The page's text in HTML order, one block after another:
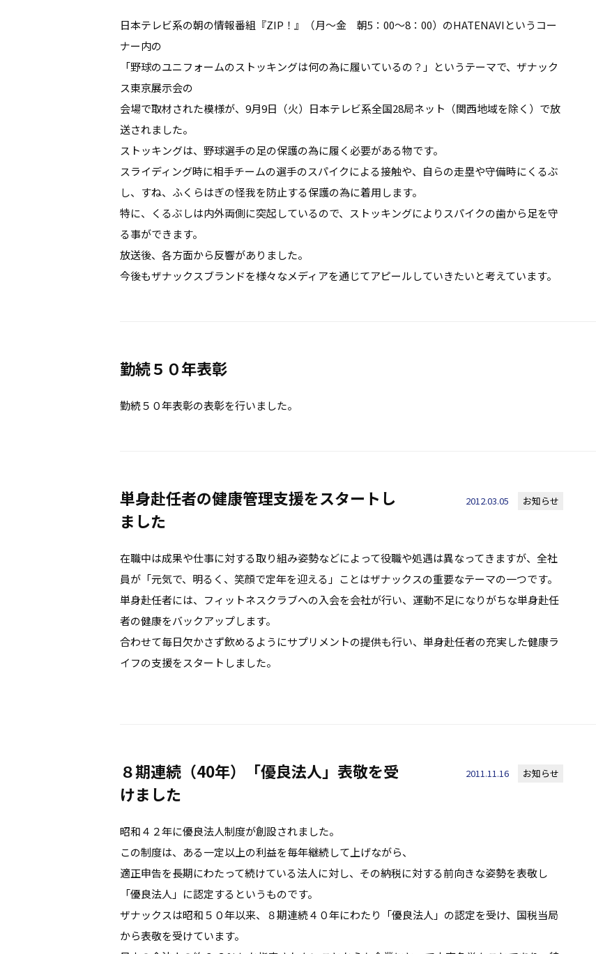
日本テレビ系の朝の情報番組『ZIP！』（月～金 朝5：00～8：00）のHATENAVIというコー
ナー内の
「野球のユニフォームのストッキングは何の為に履いているの？」というテーマで、ザナック
ス東京展示会の
会場で取材された模様が、9月9日（火）日本テレビ系全国28局ネット（関西地域を除く）で放
送されました。
ストッキングは、野球選手の足の保護の為に履く必要がある物です。
スライディング時に相手チームの選手のスパイクによる接触や、自らの走塁や守備時にくるぶ
し、すね、ふくらはぎの怪我を防止する保護の為に着用します。
特に、くるぶしは内外両側に突起しているので、ストッキングによりスパイクの歯から足を守
る事ができます。
放送後、各方面から反響がありました。
今後もザナックスブランドを様々なメディアを通じてアピールしていきたいと考えています。
勤続５０年表彰
勤続５０年表彰の表彰を行いました。
単身赴任者の健康管理支援をスタートし
ました
2012.03.05 お知らせ
在職中は成果や仕事に対する取り組み姿勢などによって役職や処遇は異なってきますが、全社
員が「元気で、明るく、笑顔で定年を迎える」ことはザナックスの重要なテーマの一つです。
単身赴任者には、フィットネスクラブへの入会を会社が行い、運動不足になりがちな単身赴任
者の健康をバックアップします。
合わせて毎日欠かさず飲めるようにサプリメントの提供も行い、単身赴任者の充実した健康ラ
イフの支援をスタートしました。
８期連続（40年）「優良法人」表敬を受
けました
2011.11.16 お知らせ
昭和４２年に優良法人制度が創設されました。
この制度は、ある一定以上の利益を毎年継続して上げながら、
適正申告を長期にわたって続けている法人に対し、その納税に対する前向きな姿勢を表敬し
「優良法人」に認定するというものです。
ザナックスは昭和５０年以来、８期連続４０年にわたり「優良法人」の認定を受け、国税当局
から表敬を受けています。